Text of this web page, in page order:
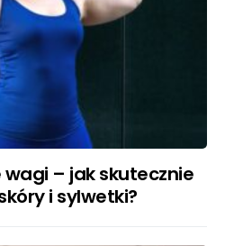
– jak skutecznie
i sylwetki?